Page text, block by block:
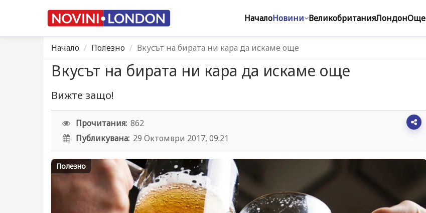
НачалоНовини ВеликобританияЛондонОще
Начало Полезно Вкусът на бирата ни кара да искаме още
Вкусът на бирата ни кара да искаме още
Вижте защо!
Прочитания: 862
Публикувана: 29 Октомври 2017, 09:21
Полезно